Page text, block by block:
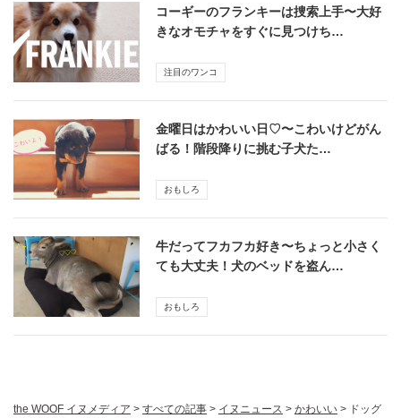
コーギーのフランキーは捜索上手〜大好
きなオモチャをすぐに見つけち…
注目のワンコ
金曜日はかわいい日♡〜こわいけどがん
ばる！階段降りに挑む子犬た…
おもしろ
牛だってフカフカ好き〜ちょっと小さく
ても大丈夫！犬のベッドを盗ん…
おもしろ
the WOOF イヌメディア > すべての記事 > イヌニュース > かわいい > ドッグ